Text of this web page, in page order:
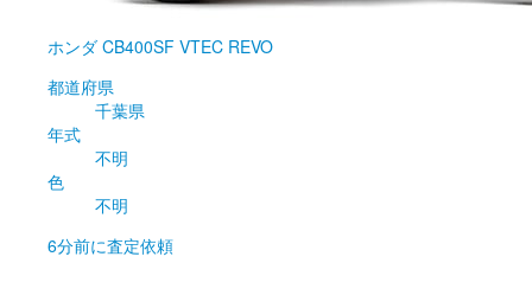
ホンダ CB400SF VTEC REVO
都道府県
千葉県
年式
不明
色
不明
6分前に査定依頼